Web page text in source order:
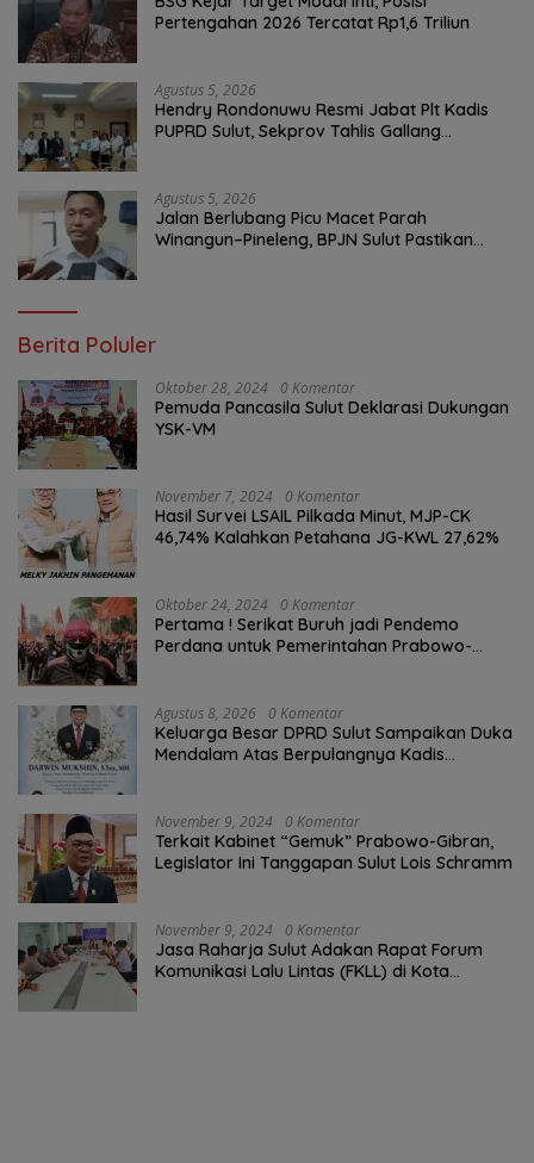
Pertengahan 2026 Tercatat Rp1,6 Triliun
Agustus 5, 2026
Hendry Rondonuwu Resmi Jabat Plt Kadis
PUPRD Sulut, Sekprov Tahlis Gallang
Agustus 5, 2026
Jalan Berlubang Picu Macet Parah
Winangun–Pineleng, BPJN Sulut Pastikan
Berita Poluler
Oktober 28, 2024 0 Komentar
Pemuda Pancasila Sulut Deklarasi Dukungan
YSK-VM
November 7, 2024 0 Komentar
Hasil Survei LSAIL Pilkada Minut, MJP-CK
46,74% Kalahkan Petahana JG-KWL 27,62%
Oktober 24, 2024 0 Komentar
Pertama ! Serikat Buruh jadi Pendemo
Perdana untuk Pemerintahan Prabowo-
Agustus 8, 2026 0 Komentar
Keluarga Besar DPRD Sulut Sampaikan Duka
Mendalam Atas Berpulangnya Kadis
November 9, 2024 0 Komentar
Terkait Kabinet “Gemuk” Prabowo-Gibran,
Legislator Ini Tanggapan Sulut Lois Schramm
November 9, 2024 0 Komentar
Jasa Raharja Sulut Adakan Rapat Forum
Komunikasi Lalu Lintas (FKLL) di Kota